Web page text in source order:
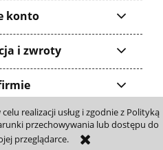
realizacji usług i zgodnie z Polityką
przechowywania lub dostępu do
przeglądarce.
konto
i zwroty
wersję strony
Shoper Premium